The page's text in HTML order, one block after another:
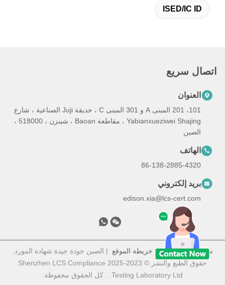
ISED/IC ID
اتصال سريع
العنوان
101، 201 المبنى A و 301 المبنى C ، حديقة Juji الصناعية ، شارع
Yabianxueziwei Shajing ، مقاطعة Baoan ، شينزن ، 518000 ،
الصين
الهاتف
86-138-2885-4320
بريد إلكتروني
edison.xia@lcs-cert.com
سياسة الخصوصية| خريطة الموقع | الصين جودة جيدة شهادة المورد.
حقوق الطبع والنشر © 2023-2025 Shenzhen LCS Compliance
Testing Laboratory Ltd. . كل الحقوق محفوظة.